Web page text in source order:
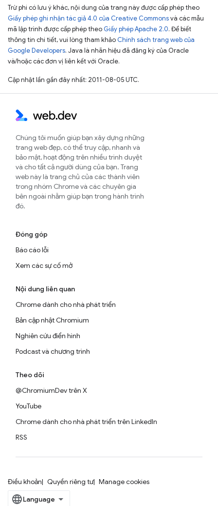
Trừ phi có lưu ý khác, nội dung của trang này được cấp phép theo
Giấy phép ghi nhận tác giả 4.0 của Creative Commonsvà các mẫu
mã lập trình được cấp phép theo Giấy phép Apache 2.0. Để biết
thông tin chi tiết, vui lòng tham khảo Chính sách trang web của
Google Developers. Java là nhãn hiệu đã đăng ký của Oracle
và/hoặc các đơn vị liên kết với Oracle.
Cập nhật lần gần đây nhất: 2011-08-05 UTC.
Chúng tôi muốn giúp bạn xây dựng những
trang web đẹp, có thể truy cập, nhanh và
bảo mật, hoạt động trên nhiều trình duyệt
và cho tất cả người dùng của bạn. Trang
web này là trang chủ của các thành viên
trong nhóm Chrome và các chuyên gia
bên ngoài nhằm giúp bạn trong hành trình
đó.
Đóng góp
Báo cáo lỗi
Xem các sự cố mở
Nội dung liên quan
Chrome dành cho nhà phát triển
Bản cập nhật Chromium
Nghiên cứu điển hình
Podcast và chương trình
Theo dõi
@ChromiumDev trên X
YouTube
Chrome dành cho nhà phát triển trên LinkedIn
RSS
Điều khoản Quyền riêng tư Manage cookies